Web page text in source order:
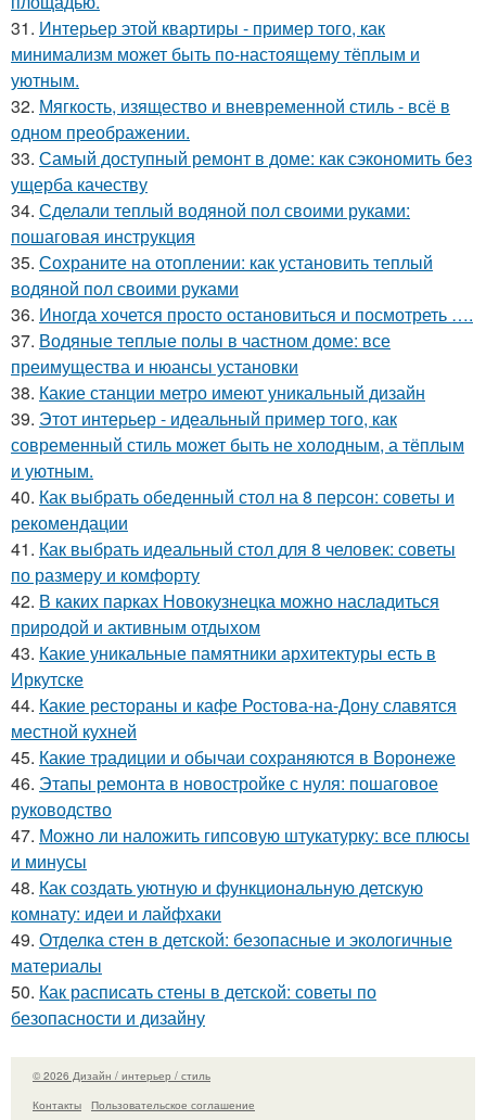
31. Интерьер этой квартиры - пример того, как
минимализм может быть по-настоящему тёплым и
уютным.
32. Мягкость, изящество и вневременной стиль - всё в
одном преображении.
33. Самый доступный ремонт в доме: как сэкономить без
ущерба качеству
34. Сделали теплый водяной пол своими руками:
пошаговая инструкция
35. Сохраните на отоплении: как установить теплый
водяной пол своими руками
36. Иногда хочется просто остановиться и посмотреть ….
37. Водяные теплые полы в частном доме: все
преимущества и нюансы установки
38. Какие станции метро имеют уникальный дизайн
39. Этот интерьер - идеальный пример того, как
современный стиль может быть не холодным, а тёплым
и уютным.
40. Как выбрать обеденный стол на 8 персон: советы и
рекомендации
41. Как выбрать идеальный стол для 8 человек: советы
по размеру и комфорту
42. В каких парках Новокузнецка можно насладиться
природой и активным отдыхом
43. Какие уникальные памятники архитектуры есть в
Иркутске
44. Какие рестораны и кафе Ростова-на-Дону славятся
местной кухней
45. Какие традиции и обычаи сохраняются в Воронеже
46. Этапы ремонта в новостройке с нуля: пошаговое
руководство
47. Можно ли наложить гипсовую штукатурку: все плюсы
и минусы
48. Как создать уютную и функциональную детскую
комнату: идеи и лайфхаки
49. Отделка стен в детской: безопасные и экологичные
материалы
50. Как расписать стены в детской: советы по
безопасности и дизайну
© 2026 Дизайн / интерьер / стиль
Контакты
Пользовательское соглашение